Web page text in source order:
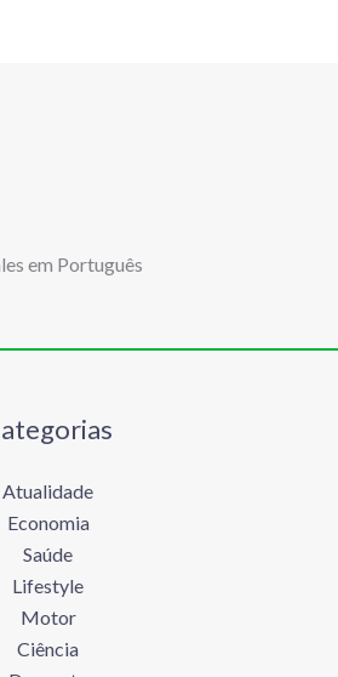
em Português
Atualidade
Economia
Saúde
Lifestyle
Motor
Ciência